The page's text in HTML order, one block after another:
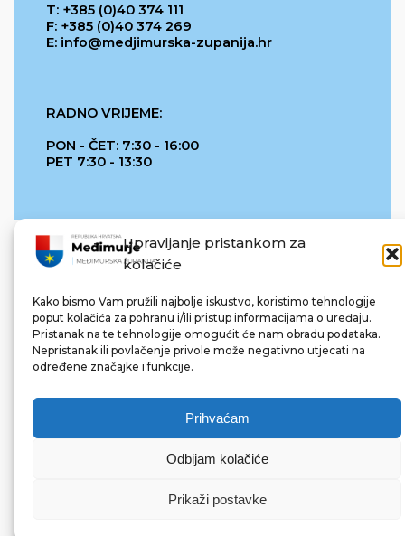
Upravljanje pristankom za
kolačiće
Kako bismo Vam pružili najbolje iskustvo, koristimo tehnologije
poput kolačića za pohranu i/ili pristup informacijama o uređaju.
Pristanak na te tehnologije omogućit će nam obradu podataka.
Nepristanak ili povlačenje privole može negativno utjecati na
određene značajke i funkcije.
Prihvaćam
Odbijam kolačiće
Prikaži postavke
T: +385 (0)40 374 111
F: +385 (0)40 374 269
E: info@medjimurska-zupanija.hr
RADNO VRIJEME:
PON - ČET: 7:30 - 16:00
PET 7:30 - 13:30
REPUBLIKA HRVATSKA
© 2022 Međimurska županija. Sva prava pridržana.